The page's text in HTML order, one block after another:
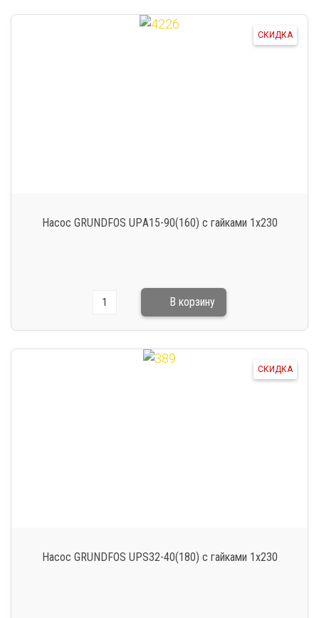
СКИДКА
Насос GRUNDFOS UPА15-90(160) c гайками 1х230
СКИДКА
Насос GRUNDFOS UPS32-40(180) c гайками 1х230